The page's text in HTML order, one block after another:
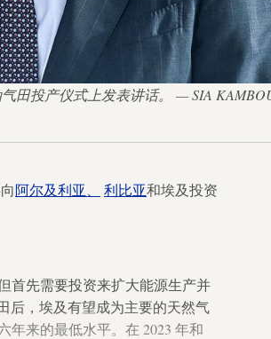
田投产仪式上发表讲话。 — SIA
阿尔及利亚、 利比亚和埃及投资
首先需要投资来扩大能源生产并
后，埃及有望成为主要的天然气
年来的最低水平。在 2023 年和